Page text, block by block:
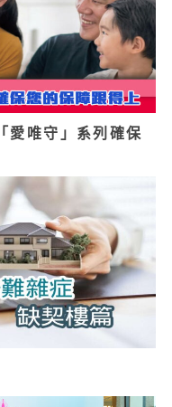
唯守」系列確保